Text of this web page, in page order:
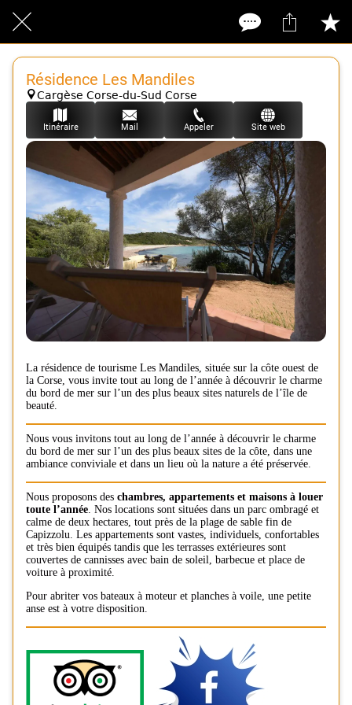
Résidence Les Mandiles
Cargèse Corse-du-Sud Corse
Itinéraire Mail Appeler Site web
La résidence de tourisme Les Mandiles, située sur la côte ouest de
la Corse, vous invite tout au long de l’année à découvrir le charme
du bord de mer sur l’un des plus beaux sites naturels de l’île de
beauté.
Nous vous invitons tout au long de l’année à découvrir le charme
du bord de mer sur l’un des plus beaux sites de la côte, dans une
ambiance conviviale et dans un lieu où la nature a été préservée.
Nous proposons des chambres, appartements et maisons à louer
toute l’année . Nos locations sont situées dans un parc ombragé et
calme de deux hectares, tout près de la plage de sable fin de
Capizzolu. Les appartements sont vastes, individuels, confortables
et très bien équipés tandis que les terrasses extérieures sont
couvertes de cannisses avec bain de soleil, barbecue et place de
voiture à proximité.
Pour abriter vos bateaux à moteur et planches à voile, une petite
anse est à votre disposition.